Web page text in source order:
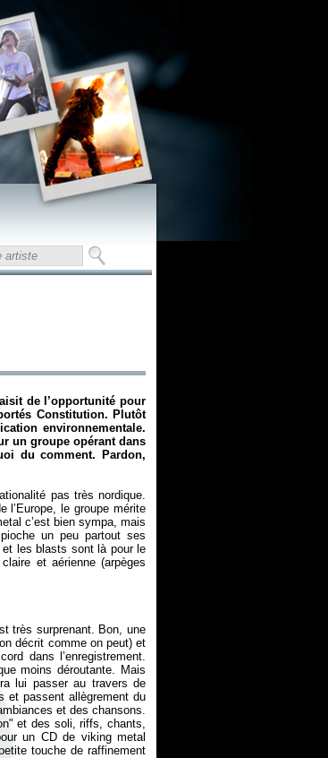
de l’opportunité pour
Constitution. Plutôt
environnementale.
un groupe opérant dans
du comment. Pardon,
pas très nordique.
l’Europe, le groupe mérite
c’est bien sympa, mais
un peu partout ses
les blasts sont là pour le
et aérienne (arpèges
très surprenant. Bon, une
décrit comme on peut) et
dans l’enregistrement.
moins déroutante. Mais
lui passer au travers de
et passent allègrement du
et des chansons.
et des soli, riffs, chants,
un CD de viking metal
touche de raffinement